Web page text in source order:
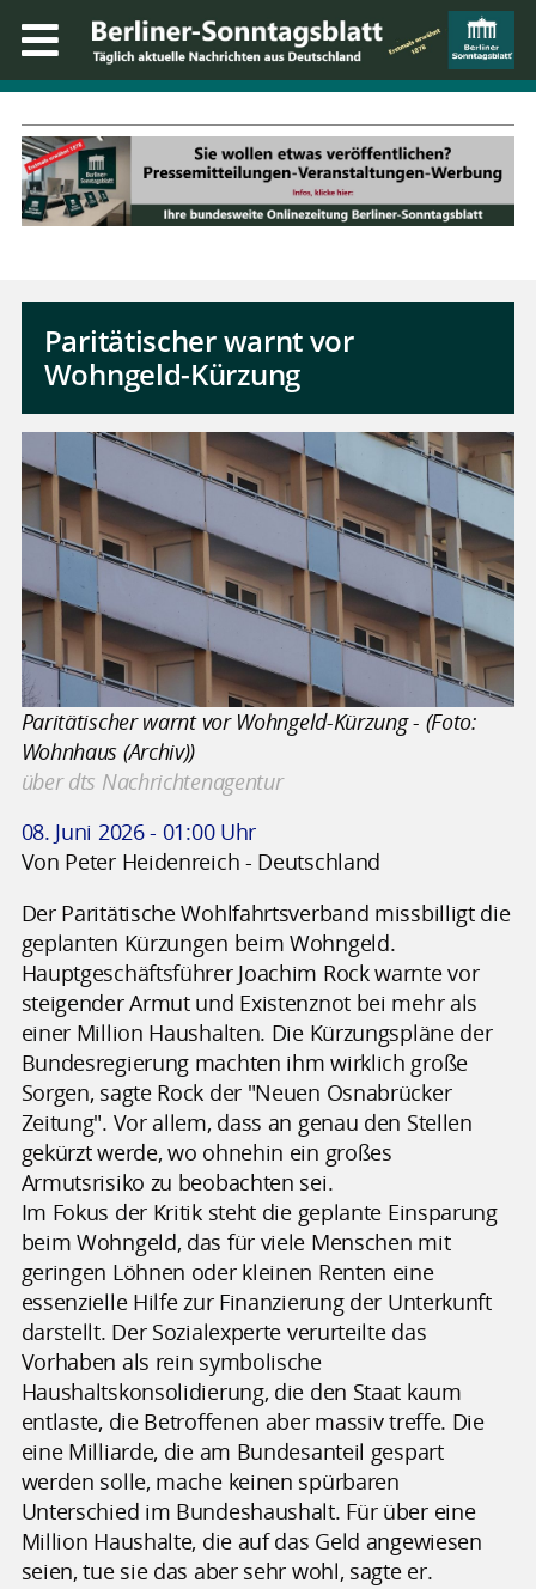
Paritätischer warnt vor
Wohngeld-Kürzung
Paritätischer warnt vor Wohngeld-Kürzung - (Foto:
Wohnhaus (Archiv))
über dts Nachrichtenagentur
08. Juni 2026 - 01:00 Uhr
Von Peter Heidenreich - Deutschland
Der Paritätische Wohlfahrtsverband missbilligt die
geplanten Kürzungen beim Wohngeld.
Hauptgeschäftsführer Joachim Rock warnte vor
steigender Armut und Existenznot bei mehr als
einer Million Haushalten. Die Kürzungspläne der
Bundesregierung machten ihm wirklich große
Sorgen, sagte Rock der "Neuen Osnabrücker
Zeitung". Vor allem, dass an genau den Stellen
gekürzt werde, wo ohnehin ein großes
Armutsrisiko zu beobachten sei.
Im Fokus der Kritik steht die geplante Einsparung
beim Wohngeld, das für viele Menschen mit
geringen Löhnen oder kleinen Renten eine
essenzielle Hilfe zur Finanzierung der Unterkunft
darstellt. Der Sozialexperte verurteilte das
Vorhaben als rein symbolische
Haushaltskonsolidierung, die den Staat kaum
entlaste, die Betroffenen aber massiv treffe. Die
eine Milliarde, die am Bundesanteil gespart
werden solle, mache keinen spürbaren
Unterschied im Bundeshaushalt. Für über eine
Million Haushalte, die auf das Geld angewiesen
seien, tue sie das aber sehr wohl, sagte er.